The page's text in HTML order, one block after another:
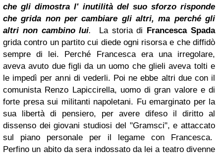
che gli dimostra l' inutilità del suo sforzo risponde
che grida non per cambiare gli altri, ma perché gli
altri non cambino lui. La storia di Francesca Spada
grida contro un partito cui diede ogni risorsa e che diffidò
sempre di lei. Perché Francesca era una irregolare,
aveva avuto due figli da un uomo che glieli aveva tolti e
le impedì per anni di vederli. Poi ne ebbe altri due con il
comunista Renzo Lapiccirella, uomo di gran valore e di
forte presa sui militanti napoletani. Fu emarginato per la
sua libertà di pensiero, per avere difeso il diritto al
dissenso dei giovani studiosi del "Gramsci", e attaccato
sul piano personale per il legame con Francesca.
Perfino un abito da sera indossato da lei a teatro divenne